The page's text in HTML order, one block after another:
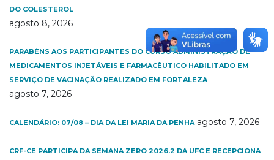
DO COLESTEROL
agosto 8, 2026
PARABÉNS AOS PARTICIPANTES DO CURSO ADMINISTRAÇÃO DE
MEDICAMENTOS INJETÁVEIS E FARMACÊUTICO HABILITADO EM
SERVIÇO DE VACINAÇÃO REALIZADO EM FORTALEZA
agosto 7, 2026
CALENDÁRIO: 07/08 – DIA DA LEI MARIA DA PENHA agosto 7, 2026
CRF-CE PARTICIPA DA SEMANA ZERO 2026.2 DA UFC E RECEPCIONA